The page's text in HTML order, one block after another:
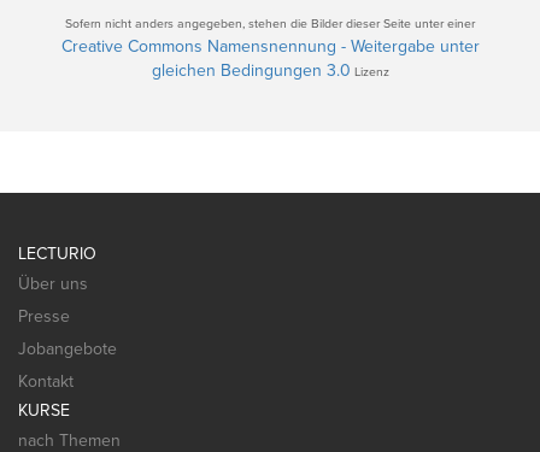
Sofern nicht anders angegeben, stehen die Bilder dieser Seite unter einer
Creative Commons Namensnennung - Weitergabe unter
gleichen Bedingungen 3.0 Lizenz
LECTURIO
Über uns
Presse
Jobangebote
Kontakt
KURSE
nach Themen